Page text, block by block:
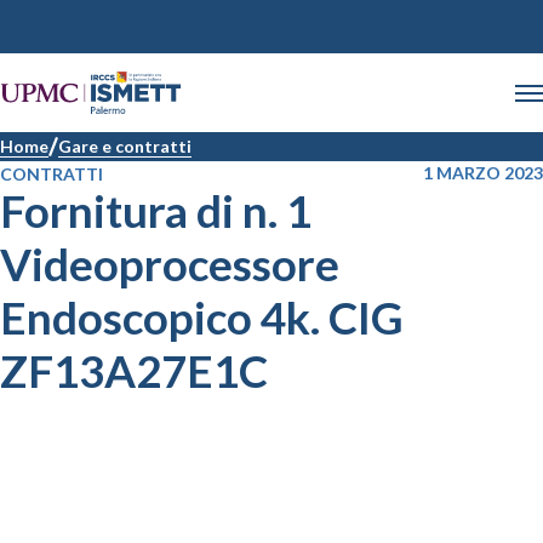
Home Gare e contratti
CONTRATTI
1 MARZO 2023
Fornitura di n. 1
Videoprocessore
Endoscopico 4k. CIG
ZF13A27E1C